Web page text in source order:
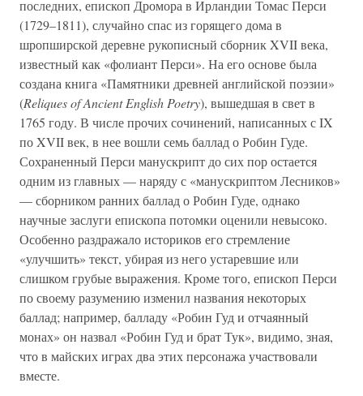
последних, епископ Дромора в Ирландии Томас Перси
(1729–1811), случайно спас из горящего дома в
шропширской деревне рукописный сборник XVII века,
известный как «фолиант Перси». На его основе была
создана книга «Памятники древней английской поэзии»
(Reliques of Ancient English Poetry), вышедшая в свет в
1765 году. В числе прочих сочинений, написанных с IX
по XVII век, в нее вошли семь баллад о Робин Гуде.
Сохраненный Перси манускрипт до сих пор остается
одним из главных — наряду с «манускриптом Лесников»
— сборником ранних баллад о Робин Гуде, однако
научные заслуги епископа потомки оценили невысоко.
Особенно раздражало историков его стремление
«улучшить» текст, убирая из него устаревшие или
слишком грубые выражения. Кроме того, епископ Перси
по своему разумению изменил названия некоторых
баллад; например, балладу «Робин Гуд и отчаянный
монах» он назвал «Робин Гуд и брат Тук», видимо, зная,
что в майских играх два этих персонажа участвовали
вместе.